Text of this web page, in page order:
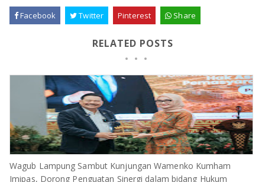
Facebook Twitter Pinterest Share
RELATED POSTS
Wagub Lampung Sambut Kunjungan Wamenko Kumham
Imipas, Dorong Penguatan Sinergi dalam bidang Hukum